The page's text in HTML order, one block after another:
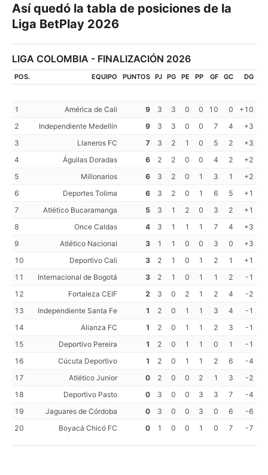
Así quedó la tabla de posiciones de la
Liga BetPlay 2026
LIGA COLOMBIA - FINALIZACIÓN 2026
POS. EQUIPO PUNTOS PJ PG PE PP GF GC DG
1 América de Cali 9 3 3 0 0 10 0
+10
2
Independiente Medellín 9 3 3 0 0 7 4
+3
3
Llaneros FC 7 3 2 1 0 5 2
+3
4
Águilas Doradas 6 2 2 0 0 4 2
+2
5
Millonarios 6 3 2 0 1 3 1
+2
6
Deportes Tolima 6 3 2 0 1 6 5
+1
7
Atlético Bucaramanga 5 3 1 2 0 3 2
+1
8
Once Caldas 4 3 1 1 1 7 4
+3
9
Atlético Nacional 3 1 1 0 0 3 0
+3
10
Deportivo Cali 3 2 1 0 1 2 1
+1
11
Internacional de Bogotá 3 2 1 0 1 1 2
-1
12
Fortaleza CEIF 2 3 0 2 1 2 4
-2
13
Independiente Santa Fe 1 2 0 1 1 3 4
-1
14
Alianza FC 1 2 0 1 1 2 3
-1
15
Deportivo Pereira 1 2 0 1 1 0 1
-1
16
Cúcuta Deportivo 1 2 0 1 1 2 6
-4
17
Atlético Junior 0 2 0 0 2 1 3
-2
18
Deportivo Pasto 0 3 0 0 3 3 7
-4
19
Jaguares de Córdoba 0 3 0 0 3 0 6
-6
20
Boyacá Chicó FC 0 1 0 0 1 0 7 -7